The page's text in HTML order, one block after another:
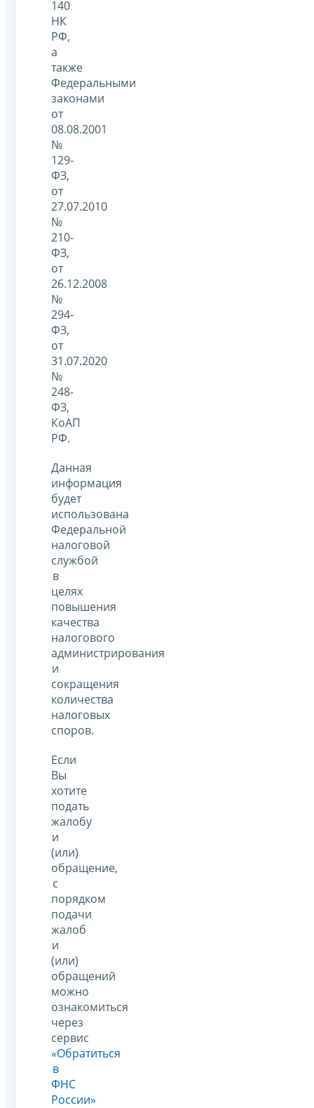
140
НК
РФ,
а
также
Федеральными
законами
от
08.08.2001
№
129-
ФЗ,
от
27.07.2010
№
210-
ФЗ,
от
26.12.2008
№
294-
ФЗ,
от
31.07.2020
№
248-
ФЗ,
КоАП
РФ.
Данная
информация
будет
использована
Федеральной
налоговой
службой
в
целях
повышения
качества
налогового
администрирования
и
сокращения
количества
налоговых
споров.
Если
Вы
хотите
подать
жалобу
и
(или)
обращение,
с
порядком
подачи
жалоб
и
(или)
обращений
можно
ознакомиться
через
сервис
«Обратиться
в
ФНС
России»